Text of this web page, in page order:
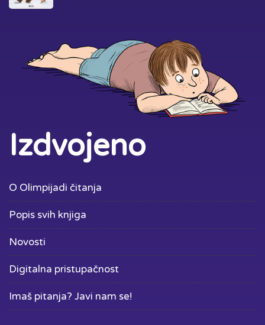
Izdvojeno
O Olimpijadi čitanja
Popis svih knjiga
Novosti
Digitalna pristupačnost
Imaš pitanja? Javi nam se!